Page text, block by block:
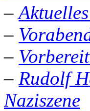
–
–
–
– Rudolf
Naziszene